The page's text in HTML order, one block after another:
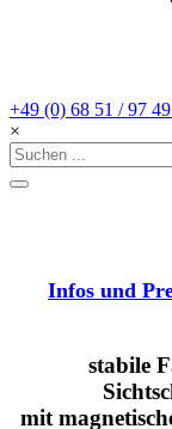
+49 (0) 68 51 / 97
×
Infos und
stabile
mit